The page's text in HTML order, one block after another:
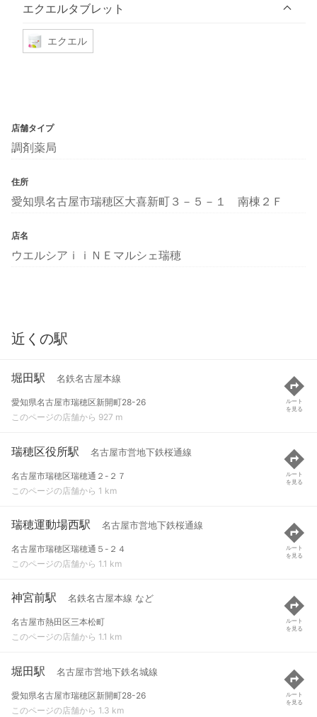
エクエルタブレット
エクエル
店舗タイプ
調剤薬局
住所
愛知県名古屋市瑞穂区大喜新町３－５－１ 南棟２Ｆ
店名
ウエルシアｉｉＮＥマルシェ瑞穂
近くの駅
堀田駅 名鉄名古屋本線
愛知県名古屋市瑞穂区新開町28-26
このページの店舗から 927 m
ルート
を見る
瑞穂区役所駅 名古屋市営地下鉄桜通線
名古屋市瑞穂区瑞穂通２-２７
このページの店舗から 1 km
ルート
を見る
瑞穂運動場西駅 名古屋市営地下鉄桜通線
名古屋市瑞穂区瑞穂通５-２４
このページの店舗から 1.1 km
ルート
を見る
神宮前駅 名鉄名古屋本線 など
名古屋市熱田区三本松町
このページの店舗から 1.1 km
ルート
を見る
堀田駅 名古屋市営地下鉄名城線
愛知県名古屋市瑞穂区新開町28-26
このページの店舗から 1.3 km
ルート
を見る